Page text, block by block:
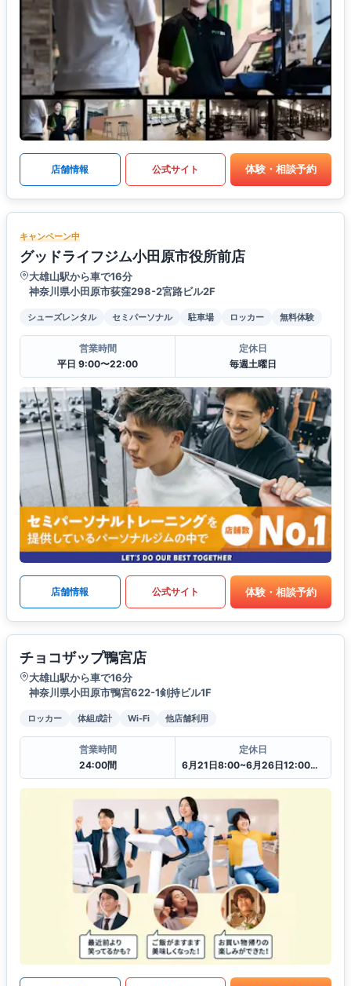
店舗情報 公式サイト 体験・相談予約
キャンペーン中
グッドライフジム小田原市役所前店
大雄山駅から車で16分
神奈川県小田原市荻窪298-2宮路ビル2F
シューズレンタル セミパーソナル 駐車場 ロッカー 無料体験
営業時間
平日 9:00〜22:00
定休日
毎週土曜日
店舗情報 公式サイト 体験・相談予約
チョコザップ鴨宮店
大雄山駅から車で16分
神奈川県小田原市鴨宮622-1剣持ビル1F
ロッカー 体組成計 Wi-Fi 他店舗利用
営業時間
24:00間
定休日
6月21日8:00~6月26日12:00一時閉館中